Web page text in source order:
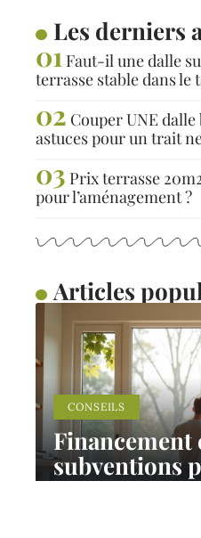
Les derniers
Faut-il une dalle
terrasse stable dans le
Couper UNE
astuces pour un trait
Prix terrasse
pour l’aménagement ?
Articles
CONSEILS
Financement
subventions